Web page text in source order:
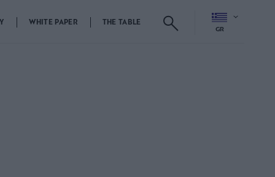
WHITE PAPER THE TABLE
GR